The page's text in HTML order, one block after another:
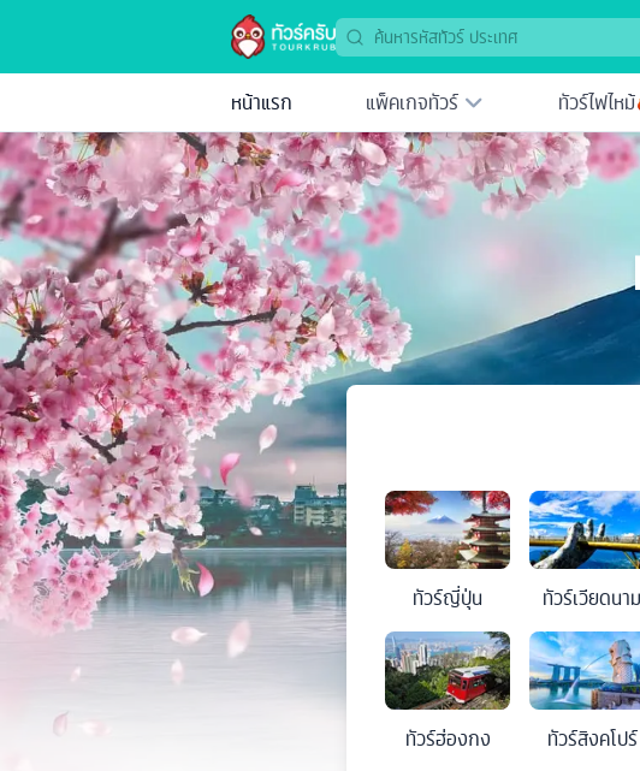
หน้าแรก แพ็คเกจทัวร์ ทัวร์ไฟไหม้
ทัวร์ญี่ปุ่น ทัวร์เวียดนาม
ทัวร์ฮ่องกง ทัวร์สิงคโปร์